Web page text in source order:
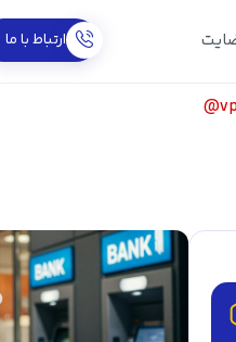
ارتباط با ما